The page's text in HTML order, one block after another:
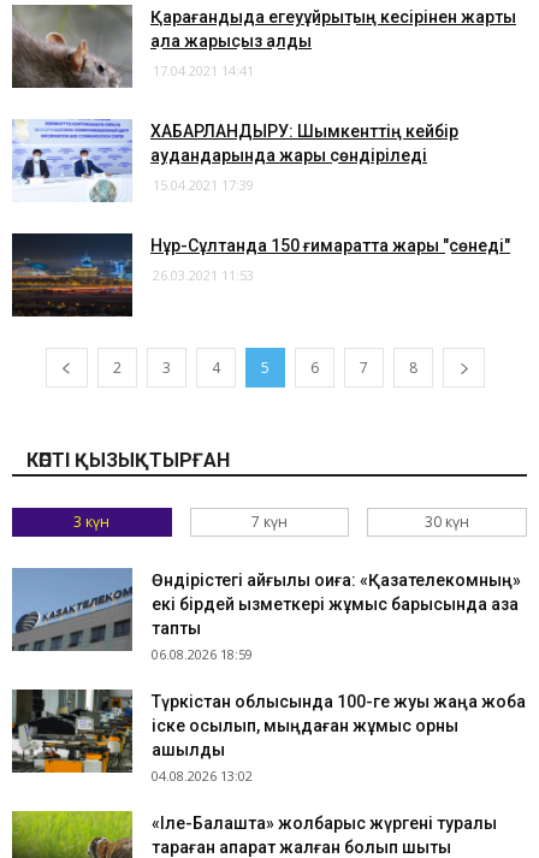
Қарағандыда егеуқұйрықтың кесірінен жарты
қала жарықсыз қалды
17.04.2021 14:41
ХАБАРЛАНДЫРУ: Шымкенттің кейбір
аудандарында жарық сөндіріледі
15.04.2021 17:39
Нұр-Сұлтанда 150 ғимаратта жарық "сөнеді"
26.03.2021 11:53
2 3 4 5 6 7 8
КӨПТІ ҚЫЗЫҚТЫРҒАН
3 күн 7 күн 30 күн
Өндірістегі қайғылы оқиға: «Қазақтелекомның»
екі бірдей қызметкері жұмыс барысында қаза
тапты
06.08.2026 18:59
Түркістан облысында 100-ге жуық жаңа жоба
іске қосылып, мыңдаған жұмыс орны
ашылды
04.08.2026 13:02
«Іле-Балқашта» жолбарыс жүргені туралы
тараған ақпарат жалған болып шықты